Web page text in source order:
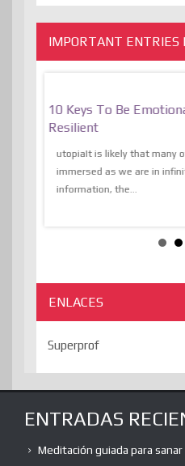
IMPORTANT ENTRIES
10 Keys To Be
Resilient
utopiaIt is likely that many
immersed as we are in
information, the...
ENLACES
Superprof
ENTRADAS
Meditación guiada para